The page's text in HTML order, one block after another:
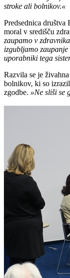
stroke ali bolnikov.«
Predsednica društva
moral v središču
zaupamo v
izgubljamo
uporabniki tega
Razvila se je
bolnikov, ki so
zgodbe. »Ne sliši se